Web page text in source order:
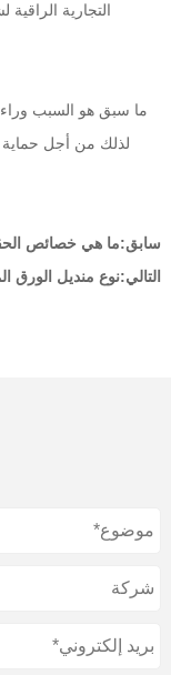
التجارية
ما سبق هو السبب وراء
لذلك من أجل حماية
سابق:ما هي خصائص
التالي:نوع منديل الورق